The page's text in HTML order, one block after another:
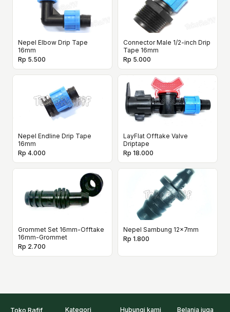
Nepel Elbow Drip Tape
16mm
Rp 5.500
Connector Male 1/2-inch Drip
Tape 16mm
Rp 5.000
Nepel Endline Drip Tape
16mm
Rp 4.000
LayFlat Offtake Valve
Driptape
Rp 18.000
Grommet Set 16mm-Offtake
16mm-Grommet
Rp 2.700
Nepel Sambung 12x7mm
Rp 1.800
Toko Rafif Kategori Hubungi kami Belanja juga